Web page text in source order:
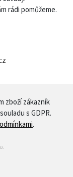
rádi pomůžeme.
zboží zákazník
s GDPR.
.